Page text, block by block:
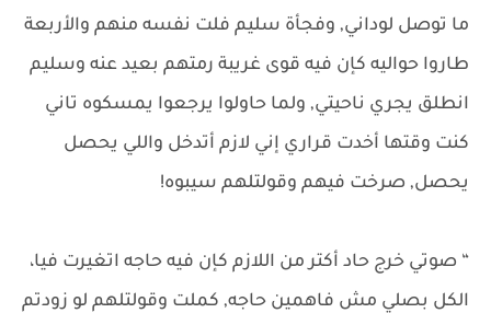
ما توصل لوداني, وفجأة سليم فلت نفسه منهم والأربعة
طاروا حواليه كإن فيه قوى غريبة رمتهم بعيد عنه وسليم
انطلق يجري ناحيتي, ولما حاولوا يرجعوا يمسكوه تاني
كنت وقتها أخدت قراري إني لازم أتدخل واللي يحصل
يحصل, صرخت فيهم وقولتلهم سيبوه!
“ صوتي خرج حاد أكتر من اللازم كإن فيه حاجه اتغيرت فيا،
الكل بصلي مش فاهمين حاجه, كملت وقولتلهم لو زودتم